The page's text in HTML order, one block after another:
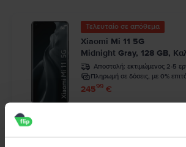
Τελευταίο σε απόθεμα
Xiaomi Mi 11 5G
Midnight Gray, 128 GB,
Αποστολή: εκτιμώμενος 2-5
Πληρωμή σε δόσεις, με 0%
24599 €